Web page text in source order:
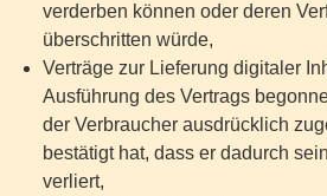
verderben können oder deren
überschritten würde,
Verträge zur Lieferung digitaler
Ausführung des Vertrags
der Verbraucher ausdrücklich
bestätigt hat, dass er dadurch
verliert,